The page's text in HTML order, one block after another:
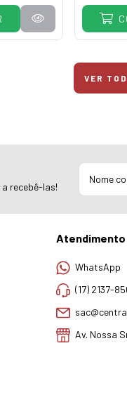
VER
recebê-las!
Atendimento
WhatsApp
(17) 2137-
Av. Nossa